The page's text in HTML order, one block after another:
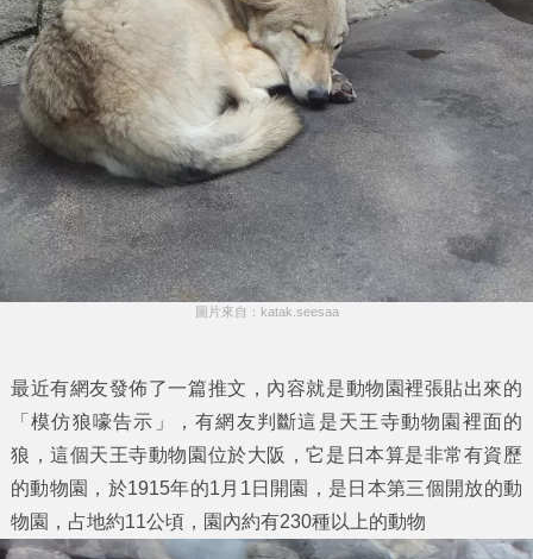
圖片來自：katak.seesaa
最近有網友發佈了一篇推文，內容就是動物園裡張貼出來的
「模仿狼嚎告示」，有網友判斷這是天王寺動物園裡面的
狼，這個天王寺動物園位於大阪，它是日本算是非常有資歷
的動物園，於1915年的1月1日開園，是日本第三個開放的動
物園，占地約11公頃，園內約有230種以上的動物